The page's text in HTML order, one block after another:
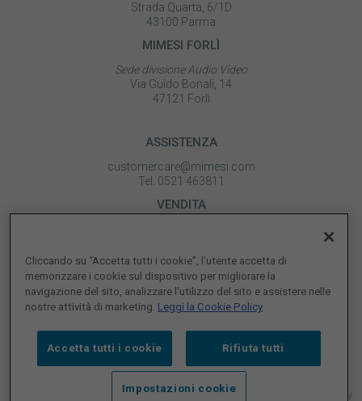
Strada Quarta, 6/1D
43100 Parma
MIMESI FORLÌ
Sede divisione Audio Video
Via Guido Bonali, 14
47121 Forlì
ASSISTENZA
customercare@mimesi.com
Tel. 0521 463811
VENDITA
SEGUICI SUI NOSTRI SOCIAL
© 2026 MIMESI P.IVA 02161300344 |Whistleblowing |M.O ex D. Lgs. 231/01 Privacy
Cliccando su “Accetta tutti i cookie”, l'utente accetta di
memorizzare i cookie sul dispositivo per migliorare la
navigazione del sito, analizzare l'utilizzo del sito e assistere nelle
nostre attività di marketing. Leggi la Cookie Policy
Accetta tutti i cookie Rifiuta tutti
Impostazioni cookie